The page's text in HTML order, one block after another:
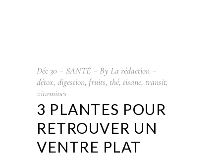
Déc 30 SANTÉ By La rédaction
détox, digestion, fruits, thé, tisane, transit,
vitamines
3 PLANTES POUR
RETROUVER UN
VENTRE PLAT